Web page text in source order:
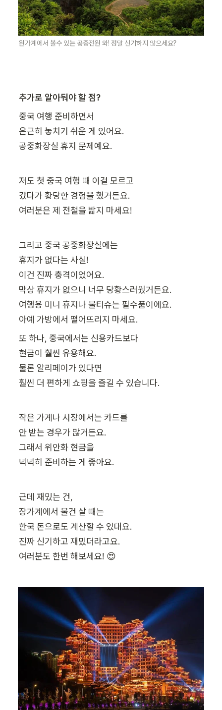
원가계에서 볼수 있는 공중전원 와! 정말 신기하지 않으세요?
추가로 알아둬야 할 점?
중국 여행 준비하면서
은근히 놓치기 쉬운 게 있어요.
공중화장실 휴지 문제예요.
저도 첫 중국 여행 때 이걸 모르고
갔다가 황당한 경험을 했거든요.
여러분은 제 전철을 밟지 마세요!
그리고 중국 공중화장실에는
휴지가 없다는 사실!
이건 진짜 충격이었어요.
막상 휴지가 없으니 너무 당황스러웠거든요.
여행용 미니 휴지나 물티슈는 필수품이에요.
또 하나, 중국에서는 신용카드보다
현금이 훨씬 유용해요.
물론 알리페이가 있다면
훨씬 더 편하게 쇼핑을 즐길 수 있습니다.
작은 가게나 시장에서는 카드를
안 받는 경우가 많거든요.
그래서 위안화 현금을
넉넉히 준비하는 게 좋아요.
근데 재밌는 건,
장가계에서 물건 살 때는
한국 돈으로도 계산할 수 있대요.
진짜 신기하고 재밌더라고요.
여러분도 한번 해보세요! 😍